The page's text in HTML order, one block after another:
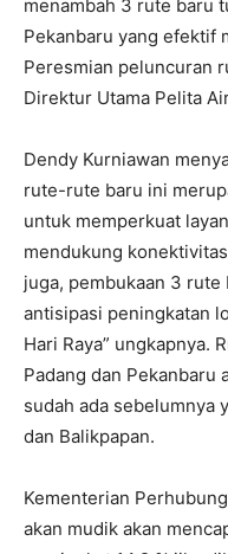
menambah 3 rute baru
Pekanbaru yang efektif
Peresmian peluncuran
Direktur Utama Pelita
Dendy Kurniawan
rute-rute baru ini
untuk memperkuat
mendukung
juga, pembukaan 3
antisipasi peningkatan
Hari Raya” ungkapnya.
Padang dan Pekanbaru
sudah ada sebelumnya
dan Balikpapan.
Kementerian
akan mudik akan